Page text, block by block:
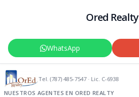
Ored Realty
WhatsApp
Tel. (787) 485-7547 · Lic. C-6938
NUESTROS AGENTES EN ORED REALTY